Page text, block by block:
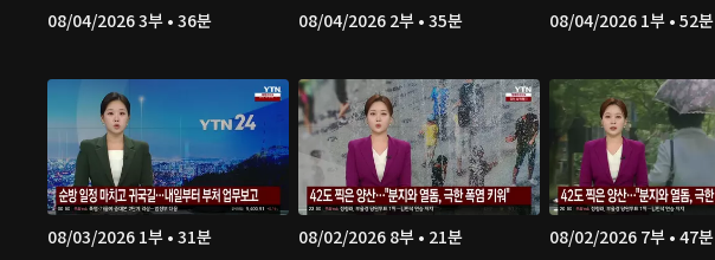
08/04/2026 3부 • 36분 08/04/2026 2부 • 35분 08/04/2026 1부 • 52분
08/03/2026 1부 • 31분 08/02/2026 8부 • 21분 08/02/2026 7부 • 47분